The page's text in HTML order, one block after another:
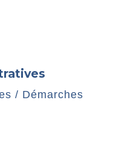
/ Démarches